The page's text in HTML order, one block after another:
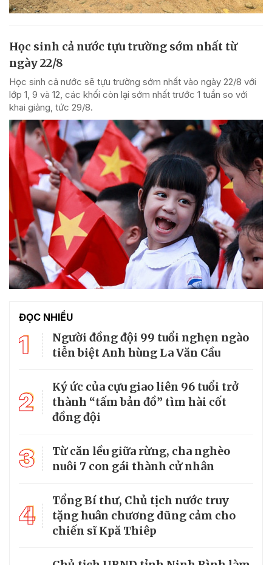
Học sinh cả nước tựu trường sớm nhất từ
ngày 22/8
Học sinh cả nước sẽ tựu trường sớm nhất vào ngày 22/8 với
lớp 1, 9 và 12, các khối còn lại sớm nhất trước 1 tuần so với
khai giảng, tức 29/8.
ĐỌC NHIỀU
1
Người đồng đội 99 tuổi nghẹn ngào
tiễn biệt Anh hùng La Văn Cầu
2
Ký ức của cựu giao liên 96 tuổi trở
thành “tấm bản đồ” tìm hài cốt
đồng đội
3
Từ căn lều giữa rừng, cha nghèo
nuôi 7 con gái thành cử nhân
4
Tổng Bí thư, Chủ tịch nước truy
tặng huân chương dũng cảm cho
chiến sĩ Kpă Thiêp